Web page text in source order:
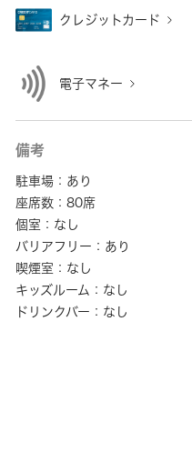
クレジットカード
電子マネー
備考
駐車場：あり
座席数：80席
個室：なし
バリアフリー：あり
喫煙室：なし
キッズルーム：なし
ドリンクバー：なし